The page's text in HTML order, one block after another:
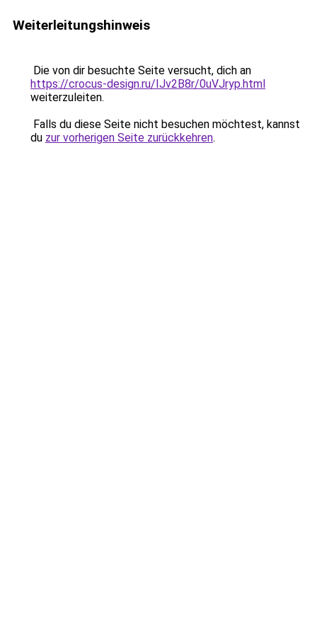
Weiterleitungshinweis
Die von dir besuchte Seite versucht, dich an
https://crocus-design.ru/IJv2B8r/0uVJryp.html
weiterzuleiten.
Falls du diese Seite nicht besuchen möchtest, kannst
du zur vorherigen Seite zurückkehren.